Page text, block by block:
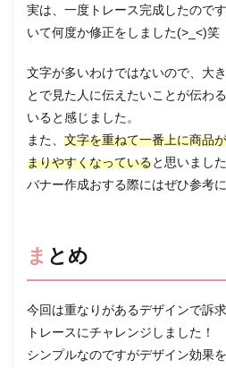
実は、一度トレース完成したので
いて何度か修正をしました(>_<)笑
文字が多いわけではないので、大
とで見た人に伝えたいことが伝わ
いると感じました。
また、 文字を重ねて一番上に商品
まりやすくなっていると思いました
バナー作成おする際にはぜひ参考
まとめ
今回は重なりがあるデザインで訴
トレースにチャレンジしました！
シンプルなのですがデザイン効果